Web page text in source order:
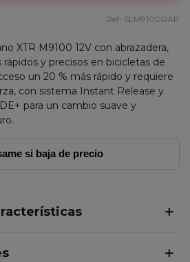
Ref: SLM9100RAP
XTR M9100 12V con abrazadera,
y precisos en bicicletas de
un 20 % más rápido y requiere
con sistema Instant Release y
para un cambio suave y
si baja de precio